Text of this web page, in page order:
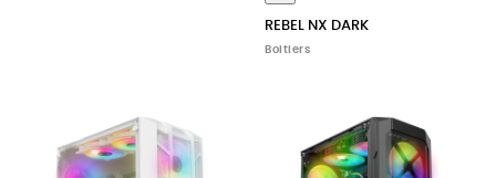
REBEL NX DARK
Boitiers